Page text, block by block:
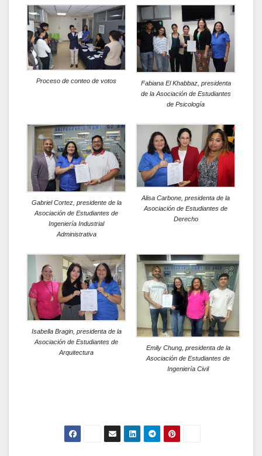
Proceso de conteo de votos
Fabiana El Khabbaz, presidenta
de la Asociación de Estudiantes
de Psicología
Gabriel Cortez, presidente de la
Asociación de Estudiantes de
Ingeniería Industrial
Administrativa
Alisa Carbone, presidenta de la
Asociación de Estudiantes de
Derecho
Isabella Bragin, presidenta de la
Asociación de Estudiantes de
Arquitectura
Emily Chung, presidenta de la
Asociación de Estudiantes de
Ingeniería Civil